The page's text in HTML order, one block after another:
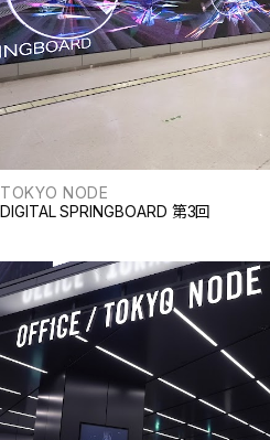
TOKYO NODE
DIGITAL SPRINGBOARD 第3回